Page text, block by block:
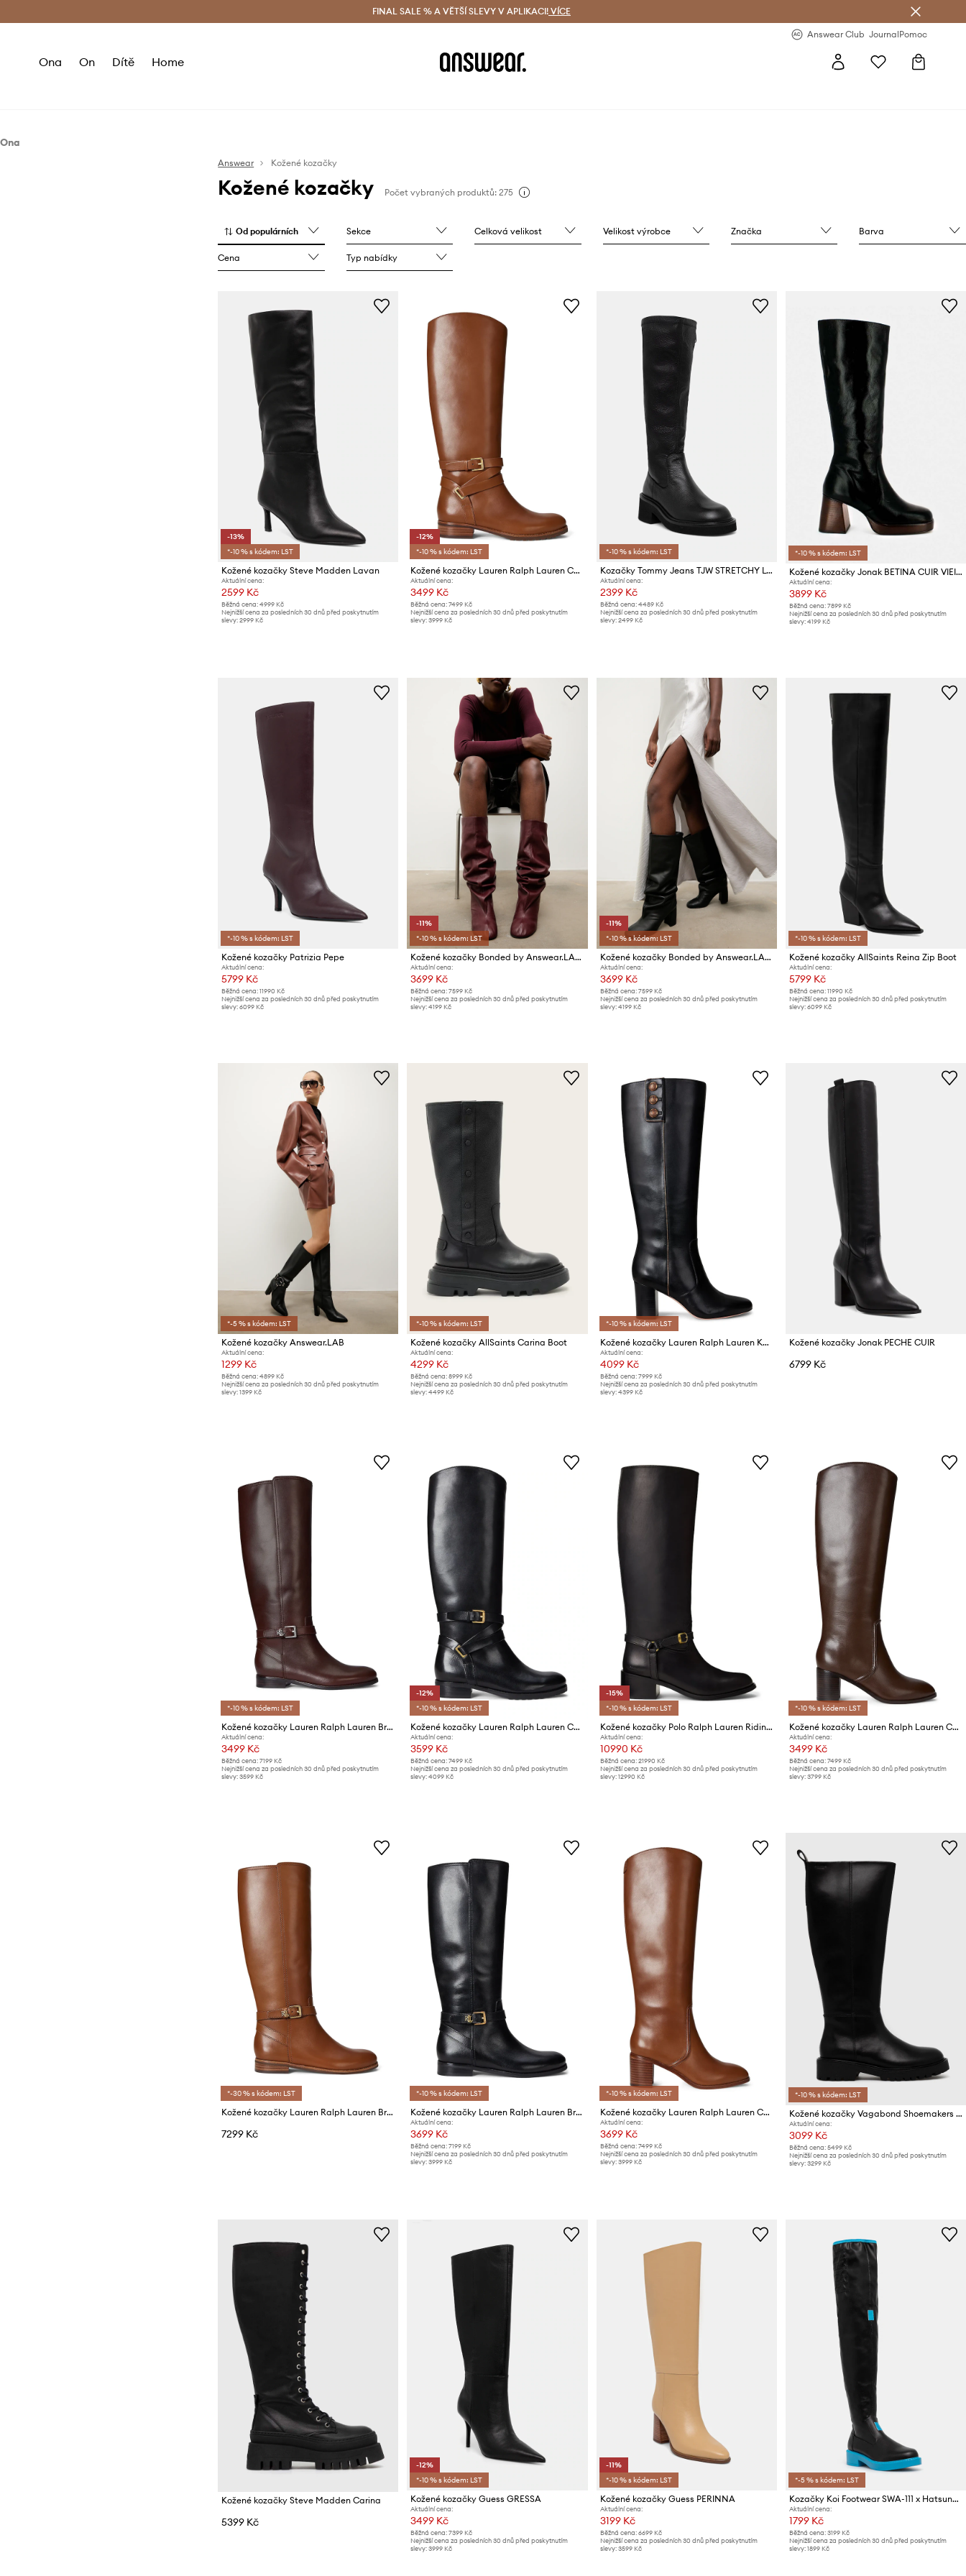
Doručení a vrácení zdarma (od 1800 Kč) Doručení i do 24 h
FINAL SALE % A VĚTŠÍ SLEVY V APLIKACI! VÍCE
Answear Club JournalPomoc
Ona On Dítě Home
Ona
Answear Kožené kozačky
Kožené kozačky Počet vybraných produktů: 275
Od populárních Sekce Celková velikost Velikost výrobce Značka Barva
Cena Typ nabídky
-13%
*-10 % s kódem: LST
Kožené kozačky Steve Madden Lavan
Aktuální cena:
2599 Kč
Běžná cena: 4999 Kč
Nejnižší cena za posledních 30 dnů před poskytnutím
slevy: 2999 Kč
-12%
*-10 % s kódem: LST
Kožené kozačky Lauren Ralph Lauren Collins Tll
Aktuální cena:
3499 Kč
Běžná cena: 7499 Kč
Nejnižší cena za posledních 30 dnů před poskytnutím
slevy: 3999 Kč
*-10 % s kódem: LST
Kozačky Tommy Jeans TJW STRETCHY LONG BOOT
Aktuální cena:
2399 Kč
Běžná cena: 4489 Kč
Nejnižší cena za posledních 30 dnů před poskytnutím
slevy: 2499 Kč
*-10 % s kódem: LST
Kožené kozačky Jonak BETINA CUIR VIEILLI
Aktuální cena:
3899 Kč
Běžná cena: 7899 Kč
Nejnižší cena za posledních 30 dnů před poskytnutím
slevy: 4199 Kč
*-10 % s kódem: LST
Kožené kozačky Patrizia Pepe
Aktuální cena:
5799 Kč
Běžná cena: 11990 Kč
Nejnižší cena za posledních 30 dnů před poskytnutím
slevy: 6099 Kč
-11%
*-10 % s kódem: LST
Kožené kozačky Bonded by Answear.LAB
Aktuální cena:
3699 Kč
Běžná cena: 7599 Kč
Nejnižší cena za posledních 30 dnů před poskytnutím
slevy: 4199 Kč
-11%
*-10 % s kódem: LST
Kožené kozačky Bonded by Answear.LAB
Aktuální cena:
3699 Kč
Běžná cena: 7599 Kč
Nejnižší cena za posledních 30 dnů před poskytnutím
slevy: 4199 Kč
*-10 % s kódem: LST
Kožené kozačky AllSaints Reina Zip Boot
Aktuální cena:
5799 Kč
Běžná cena: 11990 Kč
Nejnižší cena za posledních 30 dnů před poskytnutím
slevy: 6099 Kč
*-5 % s kódem: LST
Kožené kozačky Answear.LAB
Aktuální cena:
1299 Kč
Běžná cena: 4899 Kč
Nejnižší cena za posledních 30 dnů před poskytnutím
slevy: 1399 Kč
*-10 % s kódem: LST
Kožené kozačky AllSaints Carina Boot
Aktuální cena:
4299 Kč
Běžná cena: 8999 Kč
Nejnižší cena za posledních 30 dnů před poskytnutím
slevy: 4499 Kč
*-10 % s kódem: LST
Kožené kozačky Lauren Ralph Lauren Kenndi Tl Hl
Aktuální cena:
4099 Kč
Běžná cena: 7999 Kč
Nejnižší cena za posledních 30 dnů před poskytnutím
slevy: 4399 Kč
Kožené kozačky Jonak PECHE CUIR
6799 Kč
*-10 % s kódem: LST
Kožené kozačky Lauren Ralph Lauren Brooke Tll 2
Aktuální cena:
3499 Kč
Běžná cena: 7199 Kč
Nejnižší cena za posledních 30 dnů před poskytnutím
slevy: 3599 Kč
-12%
*-10 % s kódem: LST
Kožené kozačky Lauren Ralph Lauren Collins Tll
Aktuální cena:
3599 Kč
Běžná cena: 7499 Kč
Nejnižší cena za posledních 30 dnů před poskytnutím
slevy: 4099 Kč
-15%
*-10 % s kódem: LST
Kožené kozačky Polo Ralph Lauren Riding Boot
Aktuální cena:
10990 Kč
Běžná cena: 21990 Kč
Nejnižší cena za posledních 30 dnů před poskytnutím
slevy: 12990 Kč
*-10 % s kódem: LST
Kožené kozačky Lauren Ralph Lauren Charly
Aktuální cena:
3499 Kč
Běžná cena: 7499 Kč
Nejnižší cena za posledních 30 dnů před poskytnutím
slevy: 3799 Kč
*-30 % s kódem: LST
Kožené kozačky Lauren Ralph Lauren Brooke Tll 2
7299 Kč
*-10 % s kódem: LST
Kožené kozačky Lauren Ralph Lauren Brooke Tll 2
Aktuální cena:
3699 Kč
Běžná cena: 7199 Kč
Nejnižší cena za posledních 30 dnů před poskytnutím
slevy: 3999 Kč
*-10 % s kódem: LST
Kožené kozačky Lauren Ralph Lauren Charly
Aktuální cena:
3699 Kč
Běžná cena: 7499 Kč
Nejnižší cena za posledních 30 dnů před poskytnutím
slevy: 3999 Kč
*-10 % s kódem: LST
Kožené kozačky Vagabond Shoemakers Kenova
Aktuální cena:
3099 Kč
Běžná cena: 5499 Kč
Nejnižší cena za posledních 30 dnů před poskytnutím
slevy: 3299 Kč
Kožené kozačky Steve Madden Carina
5399 Kč
-12%
*-10 % s kódem: LST
Kožené kozačky Guess GRESSA
Aktuální cena:
3499 Kč
Běžná cena: 7399 Kč
Nejnižší cena za posledních 30 dnů před poskytnutím
slevy: 3999 Kč
-11%
*-10 % s kódem: LST
Kožené kozačky Guess PERINNA
Aktuální cena:
3199 Kč
Běžná cena: 6699 Kč
Nejnižší cena za posledních 30 dnů před poskytnutím
slevy: 3599 Kč
*-5 % s kódem: LST
Kozačky Koi Footwear SWA-111 x Hatsune Miku
Aktuální cena:
1799 Kč
Běžná cena: 3199 Kč
Nejnižší cena za posledních 30 dnů před poskytnutím
slevy: 1899 Kč